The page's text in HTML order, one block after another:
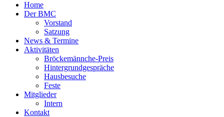
Home
Der BMC
Vorstand
Satzung
News & Termine
Aktivitäten
Bröckemännche-Preis
Hintergrundgespräche
Hausbesuche
Feste
Mitglieder
Intern
Kontakt